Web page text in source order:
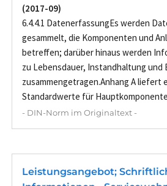
(2017-09)
6.4.4.1 DatenerfassungEs werden
gesammelt, die Komponenten und
betreffen; darüber hinaus werden
zu Lebensdauer, Instandhaltung und
zusammengetragen.Anhang A liefert
Standardwerte für
- DIN-Norm im Originaltext -
Leistungsangebot;